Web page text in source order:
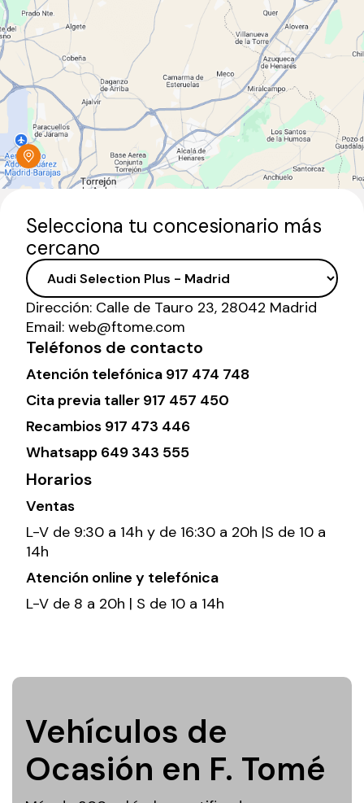
Selecciona tu concesionario más
cercano
Dirección: Calle de Tauro 23, 28042 Madrid
Email: web@ftome.com
Teléfonos de contacto
Atención telefónica 917 474 748
Cita previa taller 917 457 450
Recambios 917 473 446
Whatsapp 649 343 555
Horarios
Ventas
L-V de 9:30 a 14h y de 16:30 a 20h |S de 10 a
14h
Atención online y telefónica
L-V de 8 a 20h | S de 10 a 14h
Vehículos de
Ocasión en F. Tomé